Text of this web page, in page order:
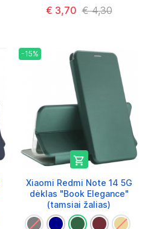
€ 3,70 € 4,30
-15%

Xiaomi Redmi Note 14 5G
dėklas "Book Elegance"
(tamsiai žalias)